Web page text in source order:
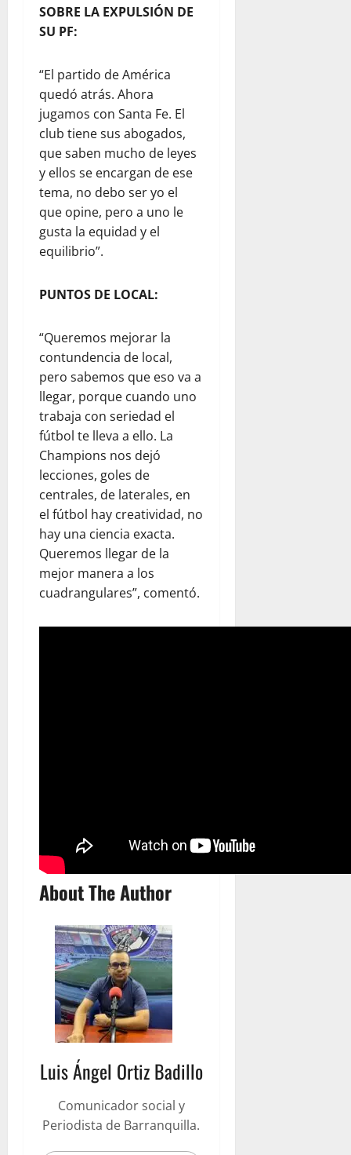
SOBRE LA EXPULSIÓN DE
SU PF:
“El partido de América
quedó atrás. Ahora
jugamos con Santa Fe. El
club tiene sus abogados,
que saben mucho de leyes
y ellos se encargan de ese
tema, no debo ser yo el
que opine, pero a uno le
gusta la equidad y el
equilibrio”.
PUNTOS DE LOCAL:
“Queremos mejorar la
contundencia de local,
pero sabemos que eso va a
llegar, porque cuando uno
trabaja con seriedad el
fútbol te lleva a ello. La
Champions nos dejó
lecciones, goles de
centrales, de laterales, en
el fútbol hay creatividad, no
hay una ciencia exacta.
Queremos llegar de la
mejor manera a los
cuadrangulares”, comentó.
About The Author
Luis Ángel Ortiz Badillo
Comunicador social y
Periodista de Barranquilla.